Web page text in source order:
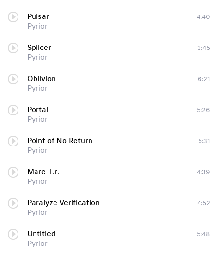
Pulsar
Pyrior
4:40
Splicer
Pyrior
3:45
Oblivion
Pyrior
6:21
Portal
Pyrior
5:26
Point of No Return
Pyrior
5:31
Mare T.r.
Pyrior
4:39
Paralyze Verification
Pyrior
4:52
Untitled
Pyrior
5:48